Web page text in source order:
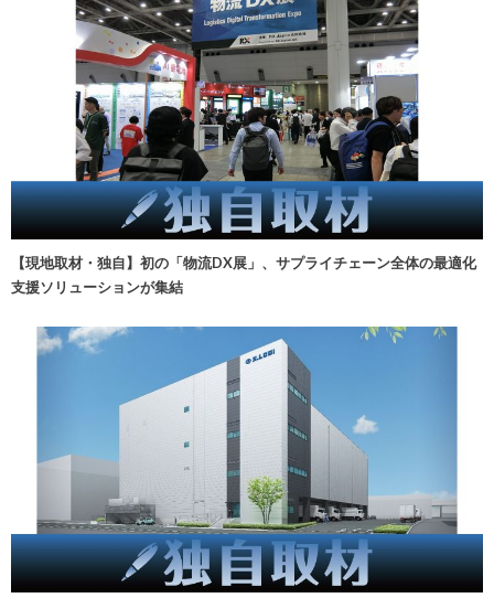
【現地取材・独自】初の「物流DX展」、サプライチェーン全体の最適化
支援ソリューションが集結